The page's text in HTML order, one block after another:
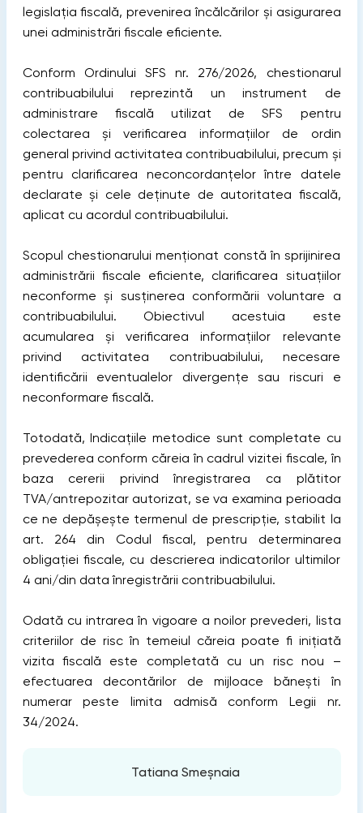
legislația fiscală, prevenirea încălcărilor și asigurarea
unei administrări fiscale eficiente.
Conform Ordinului SFS nr. 276/2026, chestionarul
contribuabilului reprezintă un instrument de
administrare fiscală utilizat de SFS pentru
colectarea și verificarea informațiilor de ordin
general privind activitatea contribuabilului, precum și
pentru clarificarea neconcordanțelor între datele
declarate și cele deținute de autoritatea fiscală,
aplicat cu acordul contribuabilului.
Scopul chestionarului menționat constă în sprijinirea
administrării fiscale eficiente, clarificarea situațiilor
neconforme și susținerea conformării voluntare a
contribuabilului. Obiectivul acestuia este
acumularea și verificarea informațiilor relevante
privind activitatea contribuabilului, necesare
identificării eventualelor divergențe sau riscuri e
neconformare fiscală.
Totodată, Indicațiile metodice sunt completate cu
prevederea conform căreia în cadrul vizitei fiscale, în
baza cererii privind înregistrarea ca plătitor
TVA/antrepozitar autorizat, se va examina perioada
ce ne depășește termenul de prescripție, stabilit la
art. 264 din Codul fiscal, pentru determinarea
obligației fiscale, cu descrierea indicatorilor ultimilor
4 ani/din data înregistrării contribuabilului.
Odată cu intrarea în vigoare a noilor prevederi, lista
criteriilor de risc în temeiul căreia poate fi inițiată
vizita fiscală este completată cu un risc nou –
efectuarea decontărilor de mijloace bănești în
numerar peste limita admisă conform Legii nr.
34/2024.
Tatiana Smeșnaia